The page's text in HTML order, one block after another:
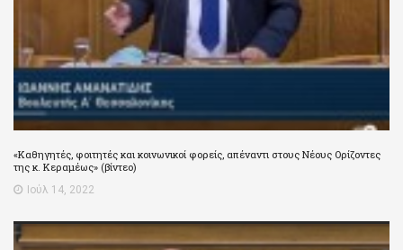
«Καθηγητές, φοιτητές και κοινωνικοί φορείς, απέναντι στους Νέους Ορίζοντες
της κ. Κεραμέως» (βίντεο)
Ιούλ 14, 2022